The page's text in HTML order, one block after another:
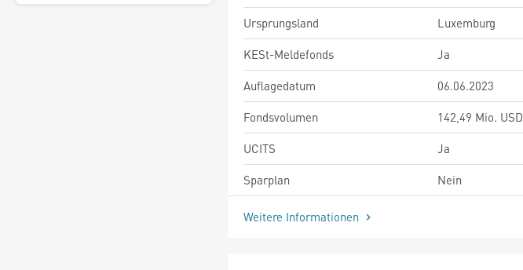
Ursprungsland
Luxemburg
KESt-Meldefonds
Ja
Auflagedatum
06.06.2023
Fondsvolumen
142,49 Mio. USD
UCITS
Ja
Sparplan
Nein
Weitere Informationen